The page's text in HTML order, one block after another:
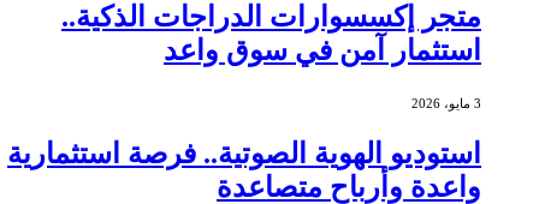
متجر إكسسوارات الدراجات الذكية..
استثمار آمن في سوق واعد
3 مايو، 2026
استوديو الهوية الصوتية.. فرصة استثمارية
واعدة وأرباح متصاعدة